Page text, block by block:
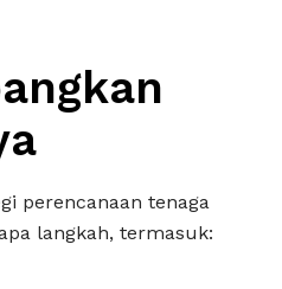
perencanaan tenaga
langkah, termasuk: